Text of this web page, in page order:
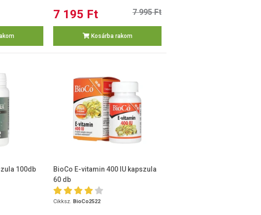
7 195 Ft 7 995 Ft
Kosárba rakom
100db
BioCo E-vitamin 400 IU kapszula
60 db
Cikksz. BioCo2522